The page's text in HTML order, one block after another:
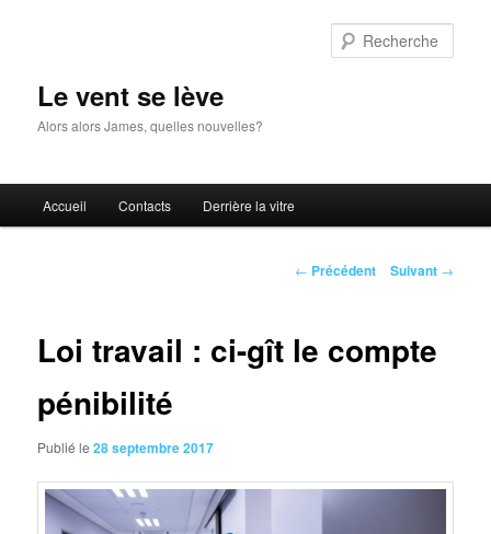
Le vent se lève
Alors alors James, quelles nouvelles?
principal
Accueil Contacts Derrière la vitre
Navigation
← Précédent Suivant →
Loi travail : ci-gît le compte
pénibilité
Publié le28 septembre 2017